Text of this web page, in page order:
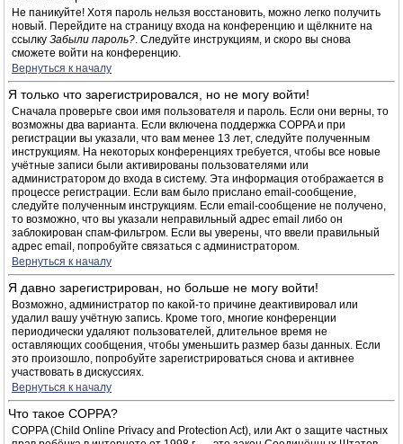
Не паникуйте! Хотя пароль нельзя восстановить, можно легко получить
новый. Перейдите на страницу входа на конференцию и щёлкните на
ссылку Забыли пароль?. Следуйте инструкциям, и скоро вы снова
сможете войти на конференцию.
Вернуться к началу
Я только что зарегистрировался, но не могу войти!
Сначала проверьте свои имя пользователя и пароль. Если они верны, то
возможны два варианта. Если включена поддержка COPPA и при
регистрации вы указали, что вам менее 13 лет, следуйте полученным
инструкциям. На некоторых конференциях требуется, чтобы все новые
учётные записи были активированы пользователями или
администратором до входа в систему. Эта информация отображается в
процессе регистрации. Если вам было прислано email-сообщение,
следуйте полученным инструкциям. Если email-сообщение не получено,
то возможно, что вы указали неправильный адрес email либо он
заблокирован спам-фильтром. Если вы уверены, что ввели правильный
адрес email, попробуйте связаться с администратором.
Вернуться к началу
Я давно зарегистрирован, но больше не могу войти!
Возможно, администратор по какой-то причине деактивировал или
удалил вашу учётную запись. Кроме того, многие конференции
периодически удаляют пользователей, длительное время не
оставляющих сообщения, чтобы уменьшить размер базы данных. Если
это произошло, попробуйте зарегистрироваться снова и активнее
участвовать в дискуссиях.
Вернуться к началу
Что такое COPPA?
COPPA (Child Online Privacy and Protection Act), или Акт о защите частных